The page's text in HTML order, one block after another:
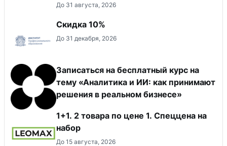
До 31 августа, 2026
Скидка 10%
До 31 декабря, 2026
Записаться на бесплатный курс на
тему «Аналитика и ИИ: как принимают
решения в реальном бизнесе»
1+1. 2 товара по цене 1. Спеццена на
набор
До 15 августа, 2026